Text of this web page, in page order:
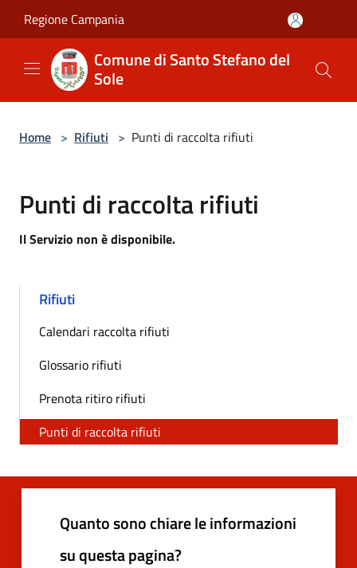
Regione Campania
Comune di Santo Stefano del
Sole
Home > Rifiuti > Punti di raccolta rifiuti
Punti di raccolta rifiuti
Il Servizio non è disponibile.
Rifiuti
Calendari raccolta rifiuti
Glossario rifiuti
Prenota ritiro rifiuti
Punti di raccolta rifiuti
Quanto sono chiare le informazioni
su questa pagina?